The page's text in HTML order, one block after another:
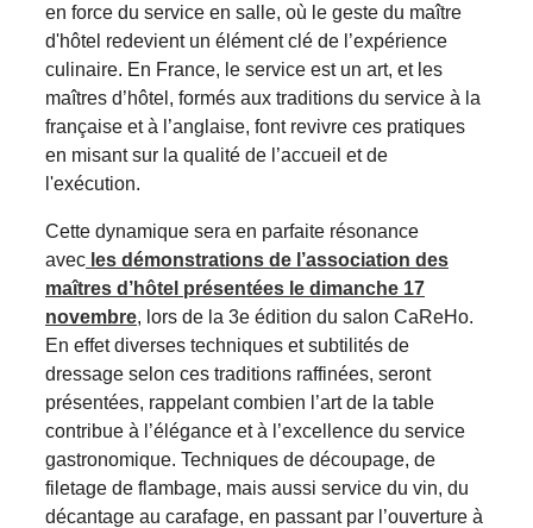
en force du service en salle, où le geste du maître
d'hôtel redevient un élément clé de l’expérience
culinaire. En France, le service est un art, et les
maîtres d’hôtel, formés aux traditions du service à la
française et à l’anglaise, font revivre ces pratiques
en misant sur la qualité de l’accueil et de
l'exécution.
Cette dynamique sera en parfaite résonance
avec les démonstrations de l’association des
maîtres d’hôtel présentées le dimanche 17
novembre, lors de la 3e édition du salon CaReHo.
En effet diverses techniques et subtilités de
dressage selon ces traditions raffinées, seront
présentées, rappelant combien l’art de la table
contribue à l’élégance et à l’excellence du service
gastronomique. Techniques de découpage, de
filetage de flambage, mais aussi service du vin, du
décantage au carafage, en passant par l’ouverture à